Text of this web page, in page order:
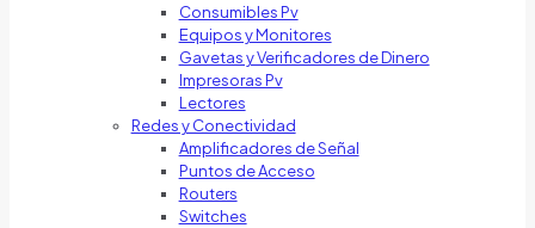
Consumibles Pv
Equipos y Monitores
Gavetas y Verificadores de Dinero
Impresoras Pv
Lectores
Redes y Conectividad
Amplificadores de Señal
Puntos de Acceso
Routers
Switches